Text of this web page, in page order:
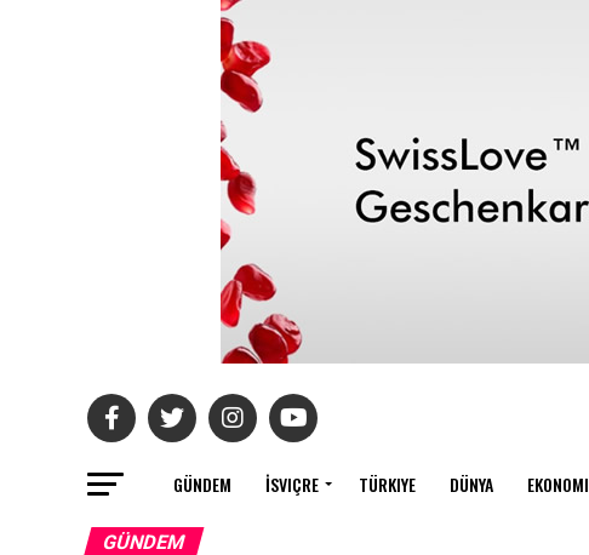
GÜNDEM İSVIÇRE TÜRKIYE DÜNYA EKONOMI
GÜNDEM